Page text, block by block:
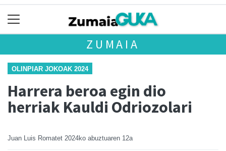
ZUMAIA
OLINPIAR JOKOAK 2024
Harrera beroa egin dio
herriak Kauldi Odriozolari
Juan Luis Romatet 2024ko abuztuaren 12a